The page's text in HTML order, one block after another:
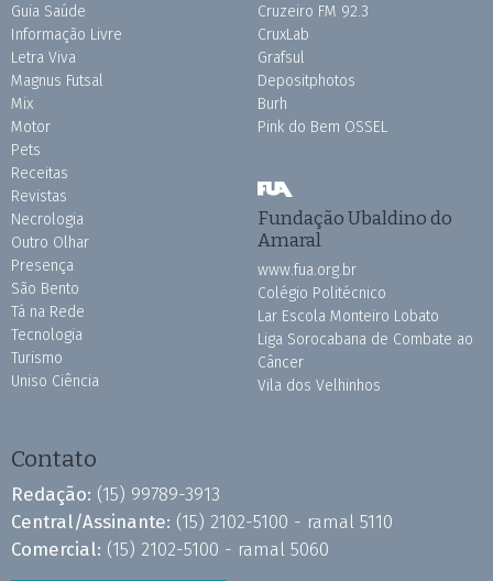
Guia Saúde
Informação Livre
Letra Viva
Magnus Futsal
Mix
Motor
Pets
Receitas
Revistas
Necrologia
Outro Olhar
Presença
São Bento
Tá na Rede
Tecnologia
Turismo
Uniso Ciência
Cruzeiro FM 92.3
CruxLab
Grafsul
Depositphotos
Burh
Pink do Bem OSSEL
Fundação Ubaldino do
Amaral
www.fua.org.br
Colégio Politécnico
Lar Escola Monteiro Lobato
Liga Sorocabana de Combate ao
Câncer
Vila dos Velhinhos
Contato
Redação: (15) 99789-3913
Central/Assinante: (15) 2102-5100 - ramal 5110
Comercial: (15) 2102-5100 - ramal 5060